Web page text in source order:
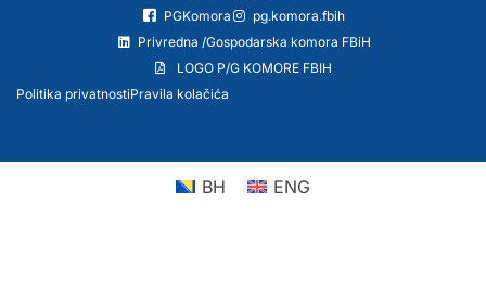
PGKomora
pg.komora.fbih
Privredna /Gospodarska komora FBiH
LOGO P/G KOMORE FBIH
Politika privatnostiPravila kolačića
BH ENG